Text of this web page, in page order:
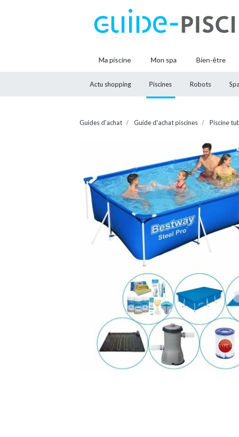
Ma piscine Mon spa Bien-être
Actu shopping Piscines Robots
Guides d'achat Guide d'achat piscines Piscine